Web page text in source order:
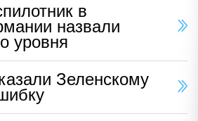
в
назвали
уровня
Зеленскому